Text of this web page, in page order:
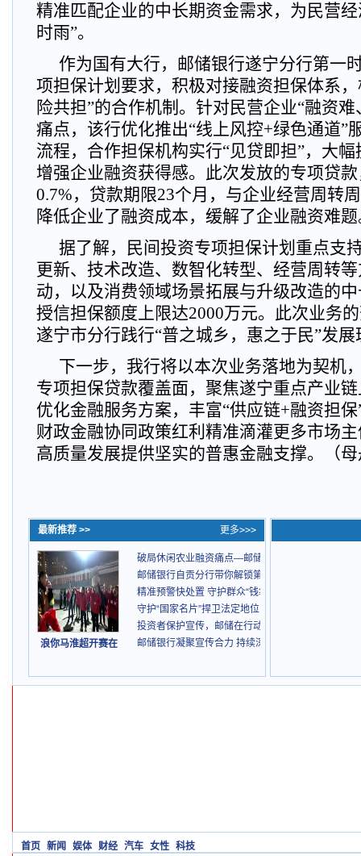
精准匹配企业的中长期资金需求，为民营
时雨”。
作为国有大行，邮储银行遂宁分行第一
项担保计划要求，积极对接融资担保体系
险共担”的合作机制。针对民营企业“融资
痛点，该行优化推出“线上风控+绿色通道”
流程，合作担保机构实行“见贷即担”，大
增强企业融资获得感。此次发放的专项贷
0.7%，贷款期限23个月，与企业经营周转
降低企业了融资成本，缓解了企业融资难
据了解，民间投资专项担保计划重点支
更新、技术改造、数智化转型、经营周转
动，以及消费领域场景拓展与升级改造的
授信担保额度上限达2000万元。此次业务
遂宁市分行践行“普之城乡，惠之于民”发
下一步，我行将以本次业务落地为契机
专项担保贷款覆盖面，聚焦遂宁重点产业
优化金融服务方案，丰富“供应链+融资担
财政金融协同政策红利精准滴灌更多市场
高质量发展提供坚实的普惠金融支撑。（
最新推荐 >> 更多>>>
浪你马淮超开赛在
破局休闲农业融资痛点—邮储银行自贡分行落地全省
邮储银行自贡分行带你解锁第32届自贡灯会的“满分
精准预警快处置 守护群众“钱袋子”
守护“国家名片”捍卫法定地位：邮储5.15护航金融民
投资者保护宣传，邮储在行动
邮储银行凝聚宣传合力 持续深化金融领域扫黑除恶
首页 新闻 娱体 财经 汽车 女性 科技